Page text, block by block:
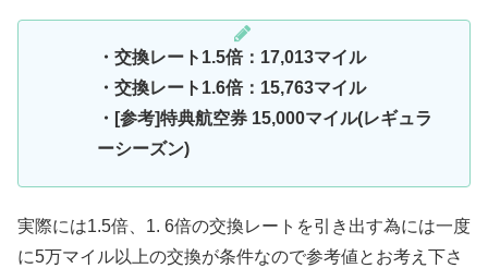
・交換レート1.5倍：17,013マイル
・交換レート1.6倍：15,763マイル
・[参考]特典航空券 15,000マイル(レギュラ
ーシーズン)
実際には1.5倍、1. 6倍の交換レートを引き出す為には一度
に5万マイル以上の交換が条件なので参考値とお考え下さ